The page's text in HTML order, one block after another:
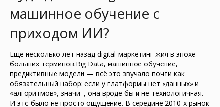
машинное обучение с
приходом ИИ?
Ещё несколько лет назад digital-маркетинг жил в эпохе
больших терминов.Big Data, машинное обучение,
предиктивные модели — всё это звучало почти как
обязательный набор: если у платформы нет «данных» и
«алгоритмов», значит, она вроде бы и не технологичная.
И это было не просто ощущение. В середине 2010-х рынок